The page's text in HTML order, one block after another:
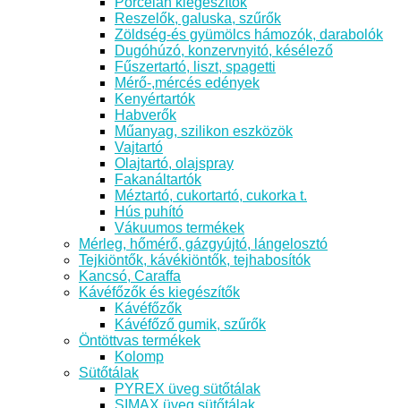
Reszelők, galuska, szűrők
Zöldség-és gyümölcs hámozók, darabolók
Dugóhúzó, konzervnyitó, késélező
Fűszertartó, liszt, spagetti
Mérő-,mércés edények
Kenyértartók
Habverők
Műanyag, szilikon eszközök
Vajtartó
Olajtartó, olajspray
Fakanáltartók
Méztartó, cukortartó, cukorka t.
Hús puhító
Vákuumos termékek
Mérleg, hőmérő, gázgyújtó, lángelosztó
Tejkiöntők, kávékiöntők, tejhabosítók
Kancsó, Caraffa
Kávéfőzők és kiegészítők
Kávéfőzők
Kávéfőző gumik, szűrők
Öntöttvas termékek
Kolomp
Sütőtálak
PYREX üveg sütőtálak
SIMAX üveg sütőtálak